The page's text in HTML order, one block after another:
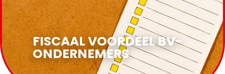
FISCAAL VOORDEEL BV-
ONDERNEMERS